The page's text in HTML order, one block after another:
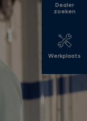
Dealer
zoeken
Werkplaats